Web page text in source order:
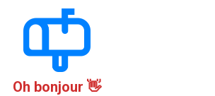
Oh bonjour 👋